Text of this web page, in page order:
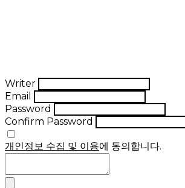
Writer
Email
Password
Confirm Password
개인정보 수집 및 이용에 동의합니다.